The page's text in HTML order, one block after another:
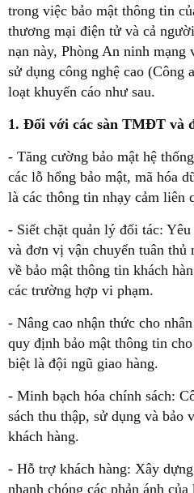
trong việc bảo mật thông tin
thương mại điện tử và cả
nạn này, Phòng An ninh mạng
sử dụng công nghệ cao (Công
loạt khuyến cáo như sau.
1. Đối với các sàn TMĐT và
- Tăng cường bảo mật hệ
các lỗ hổng bảo mật, mã hóa
là các thông tin nhạy cảm liên
- Siết chặt quản lý đối tác: Yêu
và đơn vị vận chuyển tuân thủ
về bảo mật thông tin khách
các trường hợp vi phạm.
- Nâng cao nhận thức cho
quy định bảo mật thông tin
biệt là đội ngũ giao hàng.
- Minh bạch hóa chính sách:
sách thu thập, sử dụng và bảo
khách hàng.
- Hỗ trợ khách hàng: Xây
nhanh chóng các phản ánh